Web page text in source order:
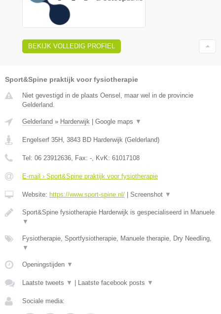
BEKIJK VOLLEDIG PROFIEL
Sport&Spine praktijk voor fysiotherapie
Niet gevestigd in de plaats Oensel, maar wel in de provincie
Gelderland.
Gelderland » Harderwijk | Google maps ▼
Engelserf 35H 3843 BD Harderwijk (Gelderland)
Tel: 06 23912636 , Fax: - , KvK: 61017108
E-mail › Sport&Spine praktijk voor fysiotherapie
Website: https://www.sport-spine.nl/ | Screenshot ▼
Sport&Spine fysiotherapie Harderwijk is gespecialiseerd in Manuele
▼
Fysiotherapie, Sportfysiotherapie, Manuele therapie, Dry Needling,
▼
Openingstijden ▼
Laatste tweets ▼ | Laatste facebook posts ▼
Sociale media: